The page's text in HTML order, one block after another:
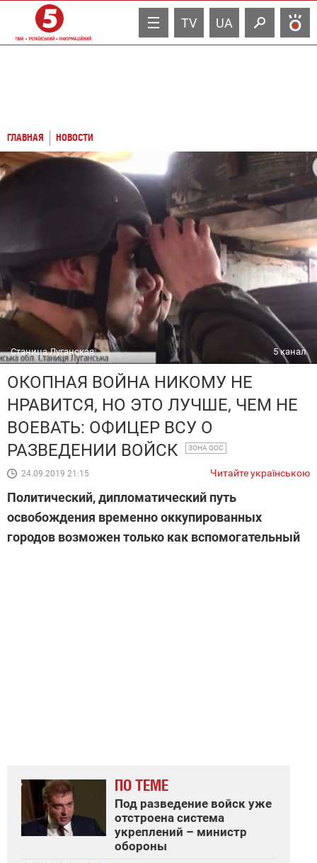
TV UA
ГЛАВНАЯ НОВОСТИ
Станица Луганская 5 канал
ОКОПНАЯ ВОЙНА НИКОМУ НЕ
НРАВИТСЯ, НО ЭТО ЛУЧШЕ, ЧЕМ НЕ
ВОЕВАТЬ: ОФИЦЕР ВСУ О
РАЗВЕДЕНИИ ВОЙСК
ЗОНА ООС
24.09.2019 21:15 Читайте українською
Политический, дипломатический путь
освобождения временно оккупированных
городов возможен только как вспомогательный
ПО ТЕМЕ
Под разведение войск уже
отстроена система
укреплений – министр
обороны